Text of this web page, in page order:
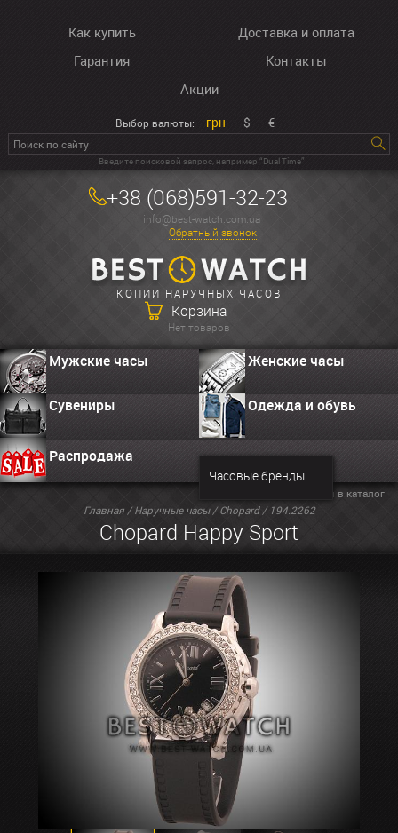
Как купить
Доставка и оплата
Гарантия
Контакты
Акции
Выбор валюты: грн $ €
Введите поисковой запрос, например “Dual Time”
+38 (068)591-32-23
info@best-watch.com.ua
Обратный звонок
КОПИИ НАРУЧНЫХ ЧАСОВ
Корзина
Нет товаров
Мужские часы Женские часы
Сувениры Одежда и обувь
Распродажа
Часовые бренды
Главная/Наручные часы/Chopard/ 194.2262
Chopard Happy Sport
Вернуться в каталог